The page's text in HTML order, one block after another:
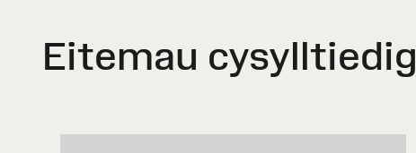
Eitemau cysylltiedig